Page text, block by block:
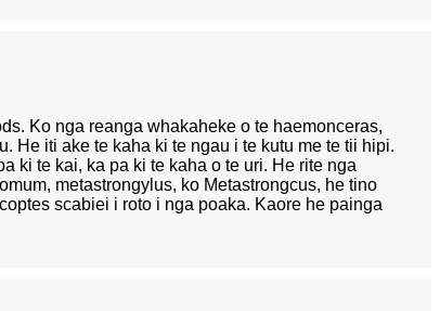
Ko nga reanga whakaheke o te haemonceras,
He iti ake te kaha ki te ngau i te kutu me te tii hipi.
ki te kai, ka pa ki te kaha o te uri. He rite nga
metastrongylus, ko Metastrongcus, he tino
scabiei i roto i nga poaka. Kaore he painga